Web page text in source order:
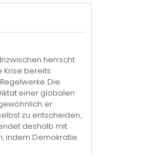
herrscht
Krise bereits
Die
einer globalen
er
zu entscheiden,
deshalb mit
indem Demokratie